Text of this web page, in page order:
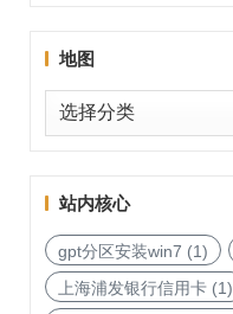
地图
地
图
站内核心
gpt分区安装win7 (1)
上海浦发银行信用卡(1)